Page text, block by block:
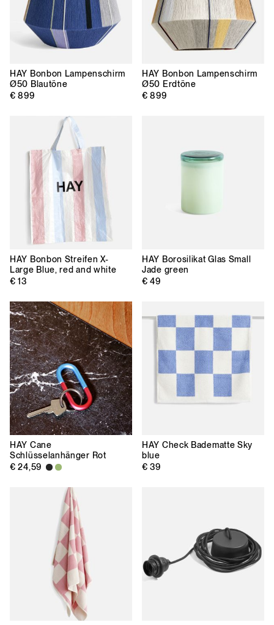
HAY Bonbon Lampenschirm
Ø50 Blautöne
€ 899
HAY Bonbon Lampenschirm
Ø50 Erdtöne
€ 899
HAY Bonbon Streifen X-
Large Blue, red and white
€ 13
HAY Borosilikat Glas Small
Jade green
€ 49
HAY Cane
Schlüsselanhänger Rot
€ 24,59
HAY Check Badematte Sky
blue
€ 39